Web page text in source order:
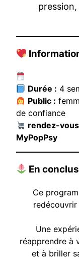
Durée : 4
Public :
de confiance
rendez-vous
MyPopPsy
En
Ce
Une
réapprendre à
et à briller